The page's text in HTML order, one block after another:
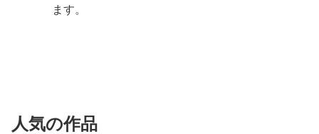
ます。
人気の作品